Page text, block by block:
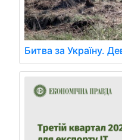
Битва за Україну.